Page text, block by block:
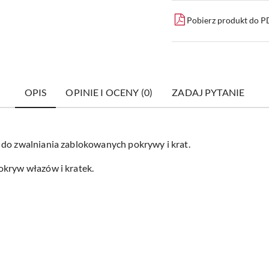
Pobierz produkt do
OPIS OPINIE I OCENY (0) ZADAJ PYTANIE
zwalniania zablokowanych pokrywy i krat.
włazów i kratek.